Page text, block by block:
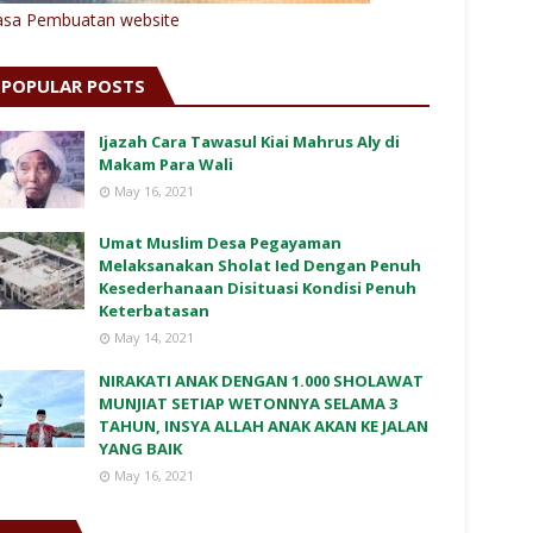
Pembuatan website
POPULAR POSTS
Ijazah Cara Tawasul Kiai Mahrus Aly di
Makam Para Wali
May 16, 2021
Umat Muslim Desa Pegayaman
Melaksanakan Sholat Ied Dengan Penuh
Kesederhanaan Disituasi Kondisi Penuh
Keterbatasan
May 14, 2021
NIRAKATI ANAK DENGAN 1.000 SHOLAWAT
MUNJIAT SETIAP WETONNYA SELAMA 3
TAHUN, INSYA ALLAH ANAK AKAN KE JALAN
YANG BAIK
May 16, 2021